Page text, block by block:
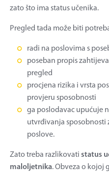
zato što ima status učenika.
Pregled tada može biti
radi na poslovima s
poseban propis
pregled
procjena rizika i vrsta
provjeru sposobnosti
ga poslodavac upućuje
utvrđivanja sposobnosti
poslove.
Zato treba razlikovati status
maloljetnika. Obveza o kojoj